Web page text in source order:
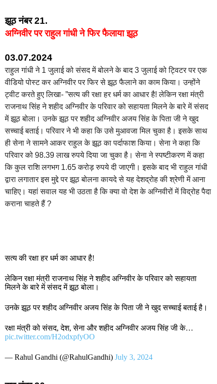
झूठ नंबर 21.
अग्निवीर पर राहुल गांधी ने फिर फैलाया झूठ
03.07.2024
राहुल गांधी ने 1 जुलाई को संसद में बोलने के बाद 3 जुलाई को ट्विटर पर एक
वीडियो पोस्ट कर अग्निवीर पर फिर से झूठ फैलाने का काम किया। उन्होंने
ट्वीट करते हुए लिखा- ”सत्य की रक्षा हर धर्म का आधार है! लेकिन रक्षा मंत्री
राजनाथ सिंह ने शहीद अग्निवीर के परिवार को सहायता मिलने के बारे में संसद
में झूठ बोला। उनके झूठ पर शहीद अग्निवीर अजय सिंह के पिता जी ने खुद
सच्चाई बताई। परिवार ने भी कहा कि उसे मुआवजा मिल चुका है। इसके साथ
ही सेना ने सामने आकर राहुल के झूठ का पर्दाफाश किया। सेना ने कहा कि
परिवार को 98.39 लाख रुपये दिया जा चुका है। सेना ने स्पष्टीकरण में कहा
कि कुल राशि लगभग 1.65 करोड़ रुपये दी जाएगी। इसके बाद भी राहुल गांधी
द्वारा लगातार इस मुद्दे पर झूठ बोलना कायदे से यह देशद्रोह की श्रेणी में आना
चाहिए। यहां सवाल यह भी उठता है कि क्या वो देश के अग्निवीरों में विद्रोह पैदा
कराना चाहते हैं ?
सत्य की रक्षा हर धर्म का आधार है!
लेकिन रक्षा मंत्री राजनाथ सिंह ने शहीद अग्निवीर के परिवार को सहायता
मिलने के बारे में संसद में झूठ बोला।
उनके झूठ पर शहीद अग्निवीर अजय सिंह के पिता जी ने खुद सच्चाई बताई है।
रक्षा मंत्री को संसद, देश, सेना और शहीद अग्निवीर अजय सिंह जी के…
pic.twitter.com/H2odxpfyOO
— Rahul Gandhi (@RahulGandhi) July 3, 2024